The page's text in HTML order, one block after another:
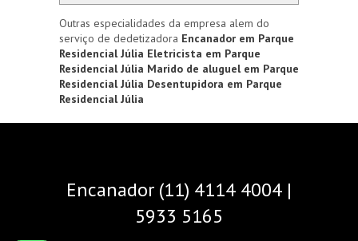
Outras especialidades da empresa alem do
serviço de dedetizadora Encanador em Parque
Residencial Júlia Eletricista em Parque
Residencial Júlia Marido de aluguel em Parque
Residencial Júlia Desentupidora em Parque
Residencial Júlia
Encanador (11) 4114 4004 |
5933 5165